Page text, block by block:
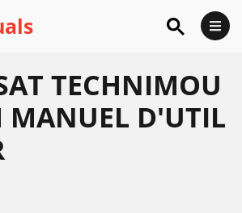
TECHNIMOU
MANUEL D'UTIL